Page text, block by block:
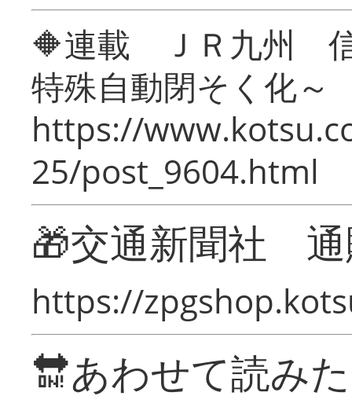
🔶連載 ＪＲ九州 信
特殊自動閉そく化～
https://
25/post_9604.html
🎁交通新聞社
https://
🔛あわせて読み